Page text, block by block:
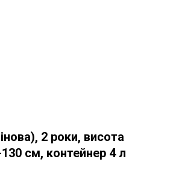
2 роки, висота
см, контейнер 4 л